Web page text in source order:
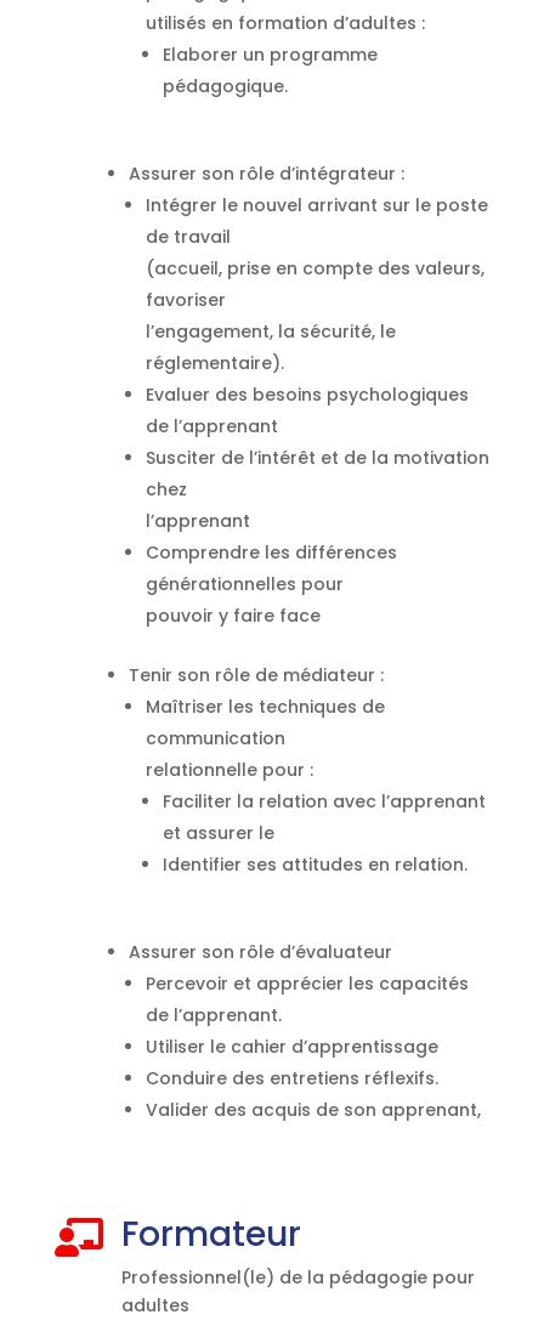
utilisés en formation d’adultes :
Elaborer un programme
pédagogique.
Assurer son rôle d’intégrateur :
Intégrer le nouvel arrivant sur le poste
de travail
(accueil, prise en compte des valeurs,
favoriser
l’engagement, la sécurité, le
réglementaire).
Evaluer des besoins psychologiques
de l’apprenant
Susciter de l’intérêt et de la motivation
chez
l’apprenant
Comprendre les différences
générationnelles pour
pouvoir y faire face
Tenir son rôle de médiateur :
Maîtriser les techniques de
communication
relationnelle pour :
Faciliter la relation avec l’apprenant
et assurer le
Identifier ses attitudes en relation.
Assurer son rôle d’évaluateur
Percevoir et apprécier les capacités
de l’apprenant.
Utiliser le cahier d’apprentissage
Conduire des entretiens réflexifs.
Valider des acquis de son apprenant,
 Formateur
Professionnel(le) de la pédagogie pour
adultes